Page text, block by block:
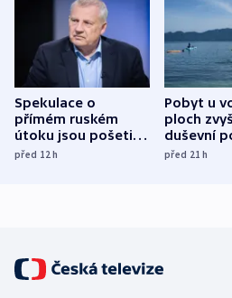
Spekulace o
přímém ruském
útoku jsou pošetilé,
míní estonský
před 12h
Pobyt u
ploch
duševní
ukázala
před 21h